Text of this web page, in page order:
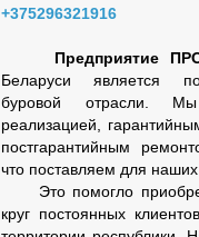
+375296321916
Предприятие
Беларуси является
буровой отрасли.
реализацией,
постгарантийным
что поставляем для наших
Это помогло
круг постоянных